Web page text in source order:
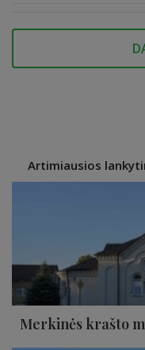
Artimiausios
Merkinės krašto